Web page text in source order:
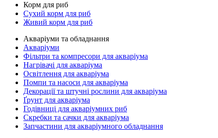
Корм для риб
Сухий корм для риб
Живий корм для риб
Акваріуми та обладнання
Акваріуми
Фільтри та компресори для акваріума
Нагрівачі для акваріума
Освітлення для акваріума
Помпи та насоси для акваріума
Декорації та штучні рослини для акваріума
Ґрунт для акваріума
Годівниці для акваріумних риб
Скребки та сачки для акваріума
Запчастини для акваріумного обладнання